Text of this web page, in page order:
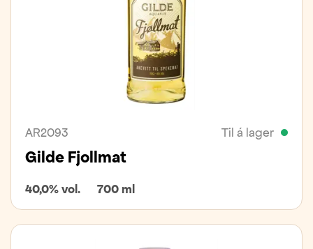
AR2093 Til á lager
Gilde Fjollmat
40,0% vol. 700 ml